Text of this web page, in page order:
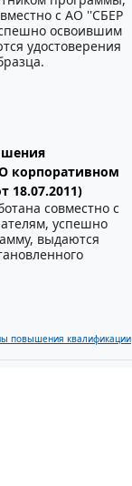
с АО ''СБЕР
освоившим
удостоверения
корпоративном
18.07.2011)
совместно с
успешно
выдаются
повышения квалификации